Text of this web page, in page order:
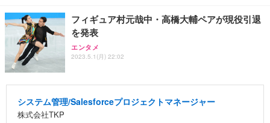
フィギュア村元哉中・高橋大輔ペアが現役引退
を発表
エンタメ
2023.5.1(月) 22:02
システム管理/Salesforceプロジェクトマネージャー
株式会社TKP